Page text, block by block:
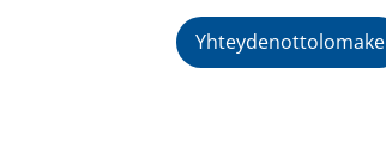
Yhteydenottolomake